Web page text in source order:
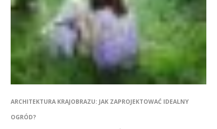
ARCHITEKTURA KRAJOBRAZU: JAK ZAPROJEKTOWAĆ IDEALNY
OGRÓD?